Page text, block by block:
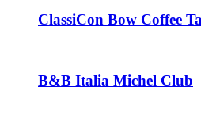
ClassiCon Bow Coffee
B&B Italia Michel Club